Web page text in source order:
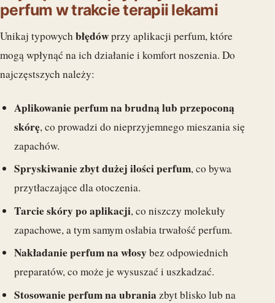
perfum w trakcie terapii lekami
Unikaj typowychbłędówprzy aplikacji perfum, które
mogą wpłynąć na ich działanie i komfort noszenia. Do
najczęstszych należy:
Aplikowanie perfum na brudną lub przepoconą
skórę, co prowadzi do nieprzyjemnego mieszania się
zapachów.
Spryskiwanie zbyt dużej ilości perfum, co bywa
przytłaczające dla otoczenia.
Tarcie skóry po aplikacji, co niszczy molekuły
zapachowe, a tym samym osłabia trwałość perfum.
Nakładanie perfum na włosybez odpowiednich
preparatów, co może je wysuszać i uszkadzać.
Stosowanie perfum na ubrania zbyt blisko lub na